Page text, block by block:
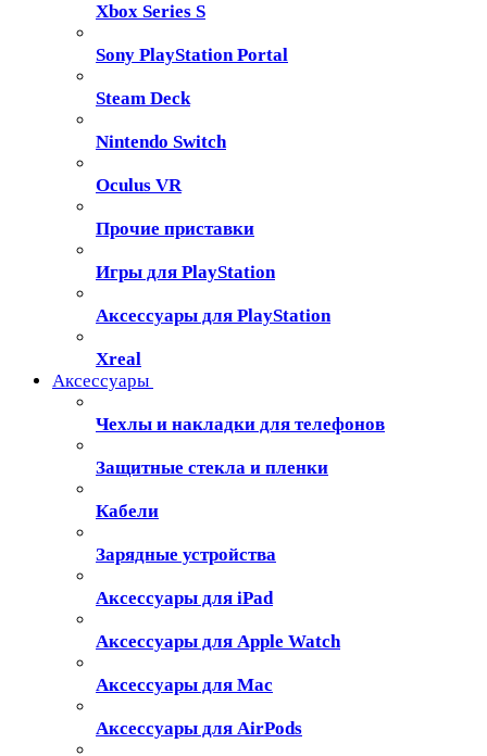
Xbox Series S
Sony PlayStation Portal
Steam Deck
Nintendo Switch
Oculus VR
Прочие приставки
Игры для PlayStation
Аксессуары для PlayStation
Xreal
Аксессуары
Чехлы и накладки для телефонов
Защитные стекла и пленки
Кабели
Зарядные устройства
Аксессуары для iPad
Аксессуары для Apple Watch
Аксессуары для Mac
Аксессуары для AirPods